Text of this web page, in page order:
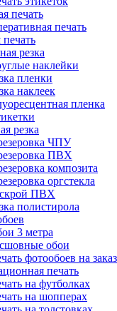
печать
печать
резка
наклейки
пленки
наклеек
пленка
резка
ЧПУ
ПВХ
композита
оргстекла
ПВХ
полистирола
3 метра
обои
фотообоев на заказ
печать
на футболках
на шопперах